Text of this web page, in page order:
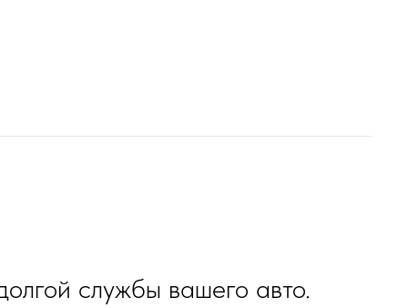
службы вашего авто.